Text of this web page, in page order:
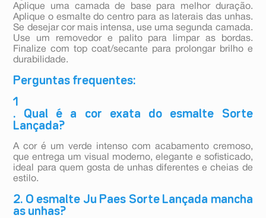
Aplique uma camada de base para melhor duração.
Aplique o esmalte do centro para as laterais das unhas.
Se desejar cor mais intensa, use uma segunda camada.
Use um removedor e palito para limpar as bordas.
Finalize com top coat/secante para prolongar brilho e
durabilidade.
Perguntas frequentes:
1
. Qual é a cor exata do esmalte Sorte
Lançada?
A cor é um verde intenso com acabamento cremoso,
que entrega um visual moderno, elegante e sofisticado,
ideal para quem gosta de unhas diferentes e cheias de
estilo.
2. O esmalte Ju Paes Sorte Lançada mancha
as unhas?